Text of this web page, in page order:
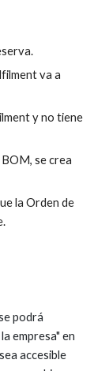
va a
y no tiene
se crea
la Orden de
podrá
empresa" en
accesible